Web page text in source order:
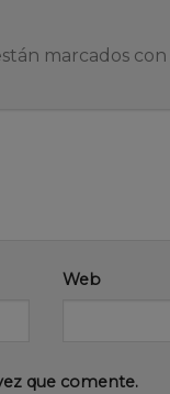
marcados con
Web
que comente.